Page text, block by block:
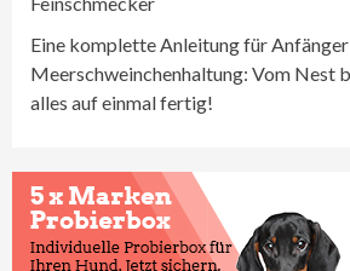
Eine komplette Anleitung für
Meerschweinchenhaltung: Vom Nest
alles auf einmal fertig!